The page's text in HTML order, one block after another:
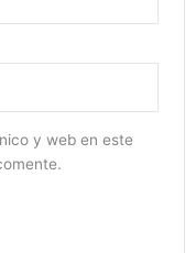
y web en este